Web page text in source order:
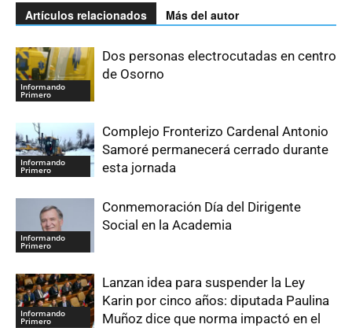
Artículos relacionados Más del autor
Informando
Primero
Dos personas electrocutadas en centro
de Osorno
Informando
Primero
Complejo Fronterizo Cardenal Antonio
Samoré permanecerá cerrado durante
esta jornada
Informando
Primero
Conmemoración Día del Dirigente
Social en la Academia
Informando
Primero
Lanzan idea para suspender la Ley
Karin por cinco años: diputada Paulina
Muñoz dice que norma impactó en el